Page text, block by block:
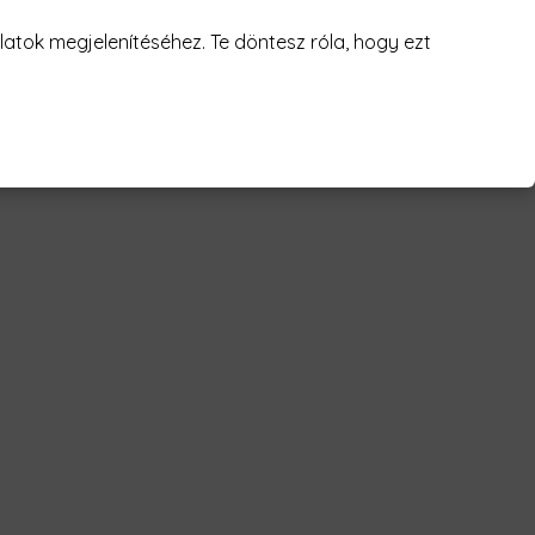
😥
- liverpool Férfi Póló"
megjelenítéséhez. Te döntesz róla, hogy ezt